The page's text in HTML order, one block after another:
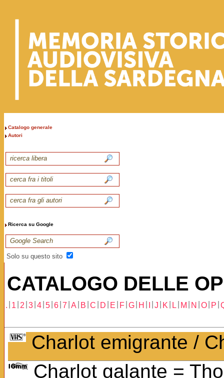
Catalogo generale
Autori
Ricerca su Google
Solo su questo sito
CATALOGO DELLE
. 1 2 3 4 5 6 7 A B C D E F G H J K L M N O P
Charlot emigrante /
Charlot galante =